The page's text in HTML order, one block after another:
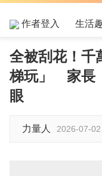
作者登入 生活
全被刮花！千
梯玩」 家長
眼
力量人 2026-07-02